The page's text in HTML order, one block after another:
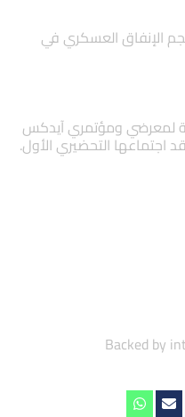
حجم الإنفاق العسكري في
لمعرضي ومؤتمري آيدكس
Backed by